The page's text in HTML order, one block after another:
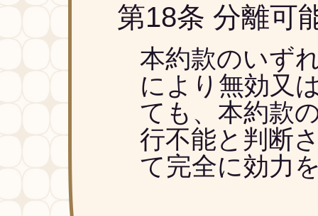
第18条 分離可
本約款のいず
により無効又
ても、本約款
行不能と判断
て完全に効力